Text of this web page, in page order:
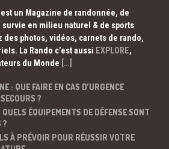
est un Magazine de randonnée, de
en milieu naturel & de sports
des photos, vidéos, carnets de rando,
La Rando c’est aussi EXPLORE,
du Monde […]
: QUE FAIRE EN CAS D’URGENCE
?
ÉQUIPEMENTS DE DÉFENSE SONT
?
À PRÉVOIR POUR RÉUSSIR VOTRE